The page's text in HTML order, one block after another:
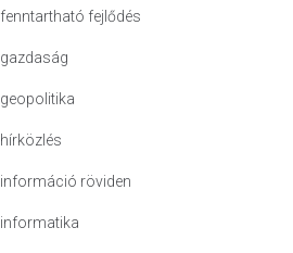
fenntartható fejlődés
gazdaság
geopolitika
hírközlés
információ röviden
informatika